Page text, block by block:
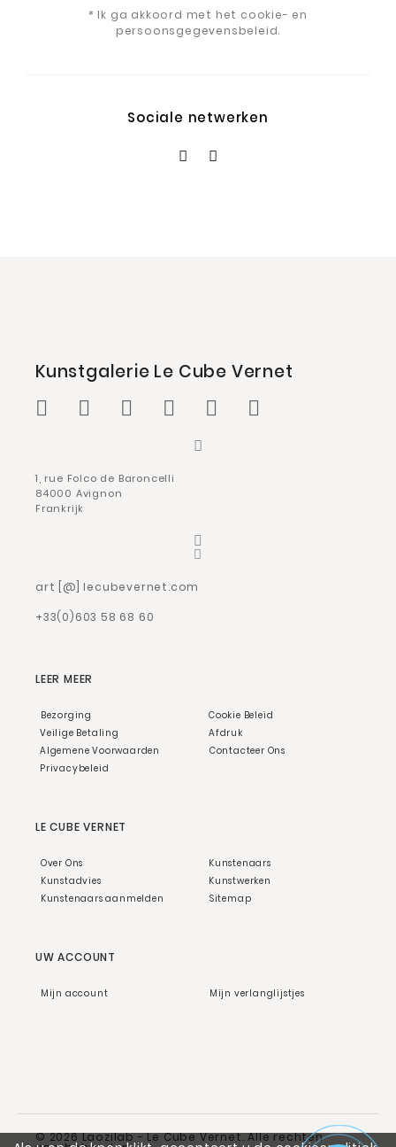
* Ik ga akkoord met het cookie- en
persoonsgegevensbeleid.
Sociale netwerken
Kunstgalerie Le Cube Vernet
1, rue Folco de Baroncelli
84000 Avignon
Frankrijk
art [@] lecubevernet.com
+33(0)603 58 68 60
LEER MEER
Bezorging
Veilige Betaling
Algemene Voorwaarden
Privacybeleid
Cookie Beleid
Afdruk
Contacteer Ons
LE CUBE VERNET
Over Ons
Kunstadvies
Kunstenaars aanmelden
Kunstenaars
Kunstwerken
Sitemap
UW ACCOUNT
Mijn account Mijn verlanglijstjes
© 2026 Laozilab - Le Cube Vernet. Alle rechten